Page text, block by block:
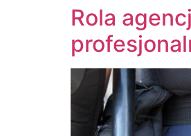
Rola